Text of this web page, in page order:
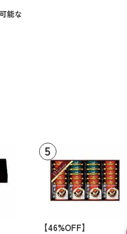
能な
【46%OFF】